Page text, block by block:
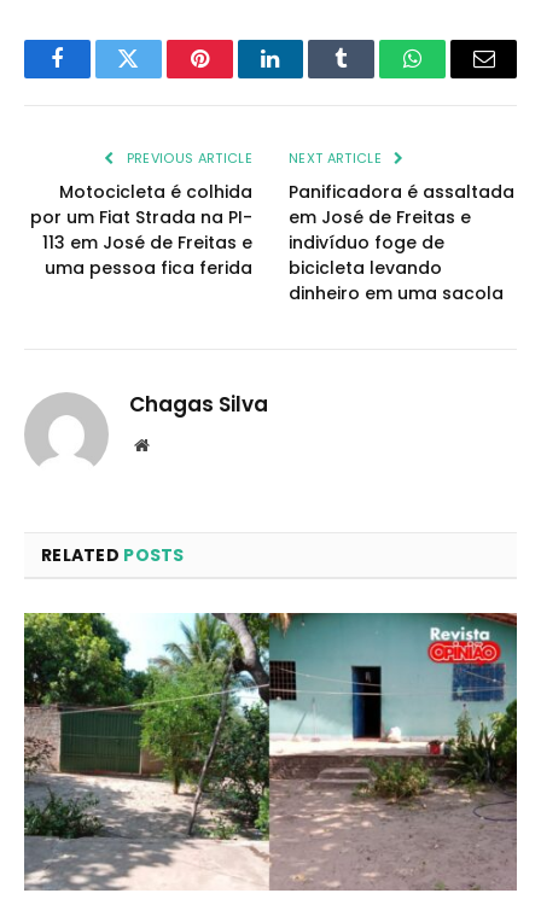
FacebookTwitter PinterestLinkedInTumblr WhatsAppEmail
PREVIOUS ARTICLE
Motocicleta é colhida
por um Fiat Strada na PI-
113 em José de Freitas e
uma pessoa fica ferida
NEXT ARTICLE
Panificadora é assaltada
em José de Freitas e
indivíduo foge de
bicicleta levando
dinheiro em uma sacola
Chagas Silva
Website
RELATED POSTS